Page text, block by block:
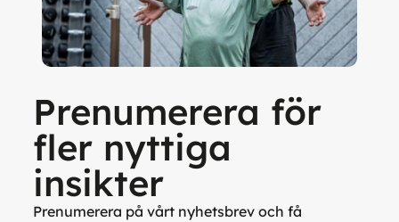
Prenumerera för
fler nyttiga
insikter
Prenumerera på vårt nyhetsbrev och få